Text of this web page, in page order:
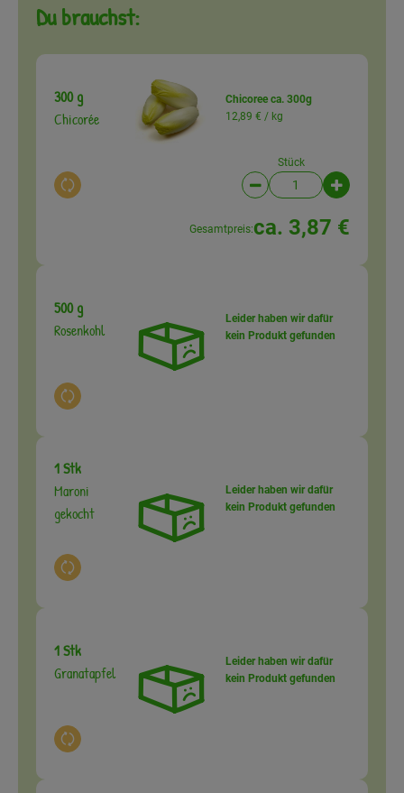
Du brauchst:
300 g
Chicorée
Auswahl ändern
Chicoree ca. 300g
12,89 € / kg
Stück
Artikelanzahl
Gesamtpreis:ca. 3,87 €
500 g
Rosenkohl
Auswahl ändern
Leider haben wir dafür
kein Produkt gefunden
1 Stk
Maroni
gekocht
Auswahl ändern
Leider haben wir dafür
kein Produkt gefunden
1 Stk
Granatapfel
Auswahl ändern
Leider haben wir dafür
kein Produkt gefunden